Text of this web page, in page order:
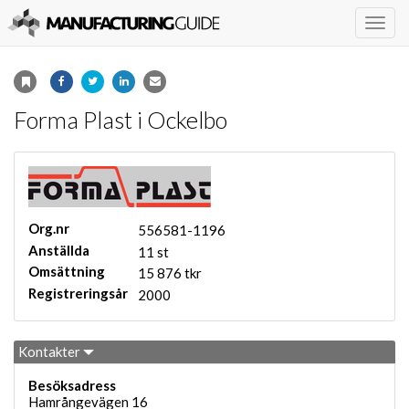
Forma Plast i Ockelbo
Org.nr
556581-1196
Anställda
11 st
Omsättning
15 876 tkr
Registreringsår
2000
Kontakter
Besöksadress
Hamrångevägen 16